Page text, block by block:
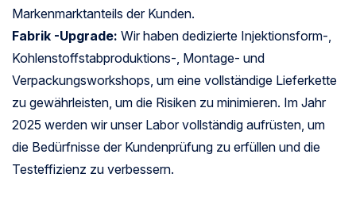
Markenmarktanteils der Kunden.
Fabrik -Upgrade: Wir haben dedizierte Injektionsform-,
Kohlenstoffstabproduktions-, Montage- und
Verpackungsworkshops, um eine vollständige Lieferkette
zu gewährleisten, um die Risiken zu minimieren. Im Jahr
2025 werden wir unser Labor vollständig aufrüsten, um
die Bedürfnisse der Kundenprüfung zu erfüllen und die
Testeffizienz zu verbessern.